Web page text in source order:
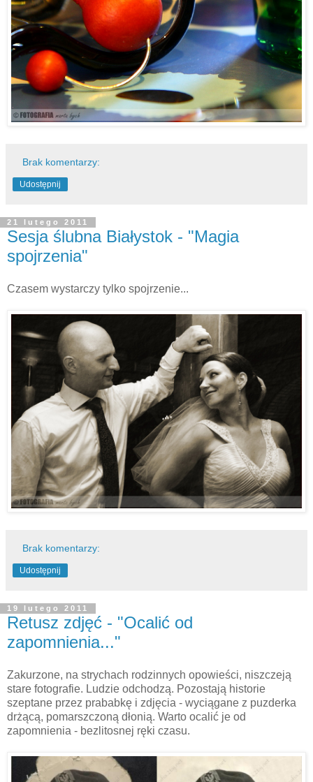
Brak komentarzy:
Udostępnij
21 lutego 2011
Sesja ślubna Białystok - "Magia
spojrzenia"
Czasem wystarczy tylko spojrzenie...
Brak komentarzy:
Udostępnij
19 lutego 2011
Retusz zdjęć - "Ocalić od
zapomnienia..."
Zakurzone, na strychach rodzinnych opowieści, niszczeją
stare fotografie. Ludzie odchodzą. Pozostają historie
szeptane przez prababkę i zdjęcia - wyciągane z puzderka
drżącą, pomarszczoną dłonią. Warto ocalić je od
zapomnienia - bezlitosnej ręki czasu.